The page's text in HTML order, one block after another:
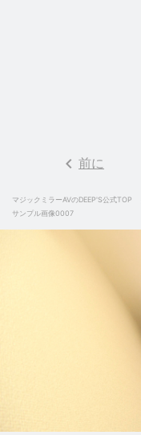
keyboard_arrow_left 前に
マジックミラーAVのDEEP'S公式TOP
サンプル画像0007